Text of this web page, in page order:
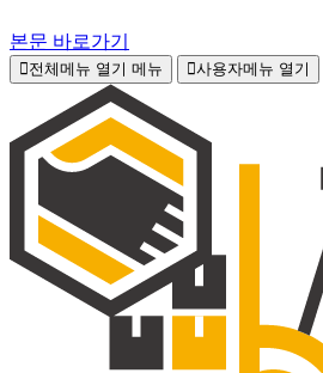
본문 바로가기
전체메뉴 열기 메뉴 사용자메뉴 열기